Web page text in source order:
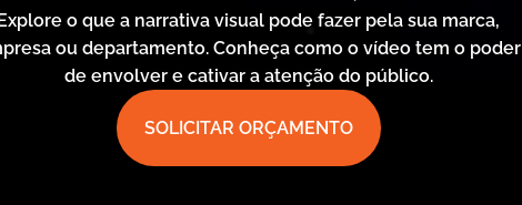
o que a narrativa visual pode fazer pela sua marca,
ou departamento. Conheça como o vídeo tem o poder
de envolver e cativar a atenção do público.
SOLICITAR ORÇAMENTO